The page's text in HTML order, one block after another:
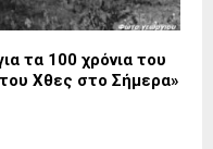
τα 100 χρόνια του
Χθες στο Σήμερα»